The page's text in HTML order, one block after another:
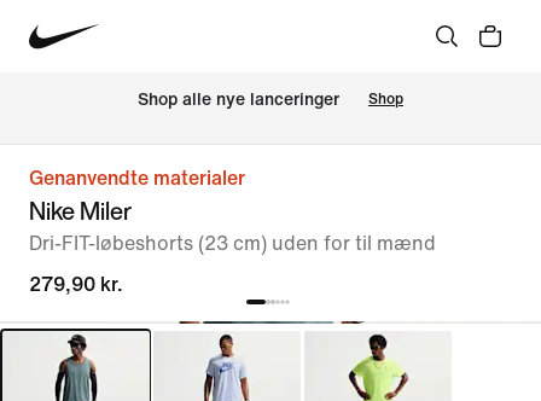
Shop alle nye lanceringer Shop
Genanvendte materialer
Nike Miler
Dri-FIT-løbeshorts (23 cm) uden for til mænd
279,90 kr.